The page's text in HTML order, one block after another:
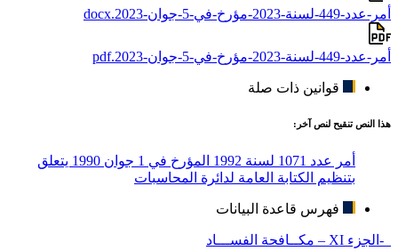
أمر-عدد-449-لسنة-2023-مؤرخ-في-5-جوان-2023.docx
أمر-عدد-449-لسنة-2023-مؤرخ-في-5-جوان-2023.pdf
قوانين ذات صلة
هذا النص تنقيح لنص آخر:
أمر عدد 1071 لسنة 1992 المؤرخ في 1 جوان 1990 يتعلق
بتنظيم الكتابة العامة لدائرة المحاسبات
فهرس قاعدة البيانات
-الجزء XI – مكــافحة الفســـاد